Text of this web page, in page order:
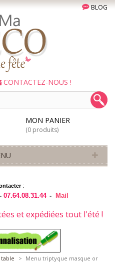
BLOG
CONTACTEZ-NOUS !
MON PANIER
(0 produits)
:
-07.64.08.31.44 - Mail
et expédiées tout l'été !
table > Menu triptyque masque or